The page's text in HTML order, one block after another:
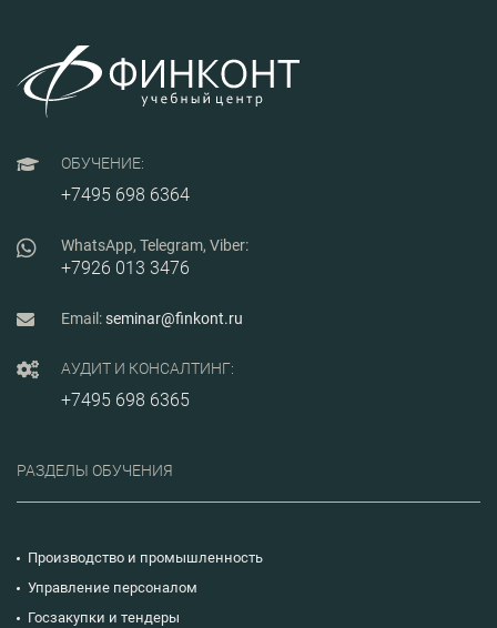
ОБУЧЕНИЕ:
+7495 698 6364
WhatsApp, Telegram, Viber:
+7926 013 3476
Email:seminar@finkont.ru
АУДИТ И КОНСАЛТИНГ:
+7495 698 6365
РАЗДЕЛЫ ОБУЧЕНИЯ
Производство и промышленность
Управление персоналом
Госзакупки и тендеры